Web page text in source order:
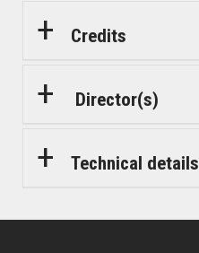
Credits
Director(s)
Technical details